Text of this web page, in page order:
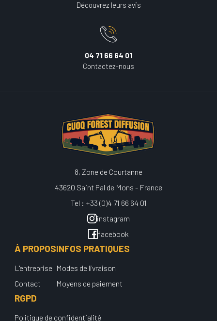
Découvrez leurs avis
04 71 66 64 01
Contactez-nous
8, Zone de Courtanne
43620 Saint Pal de Mons - France
Tel : +33 (0)4 71 66 64 01
instagram
facebook
À PROPOS
L'entreprise
Contact
INFOS PRATIQUES
Modes de livraison
Moyens de paiement
RGPD
Politique de confidentialité